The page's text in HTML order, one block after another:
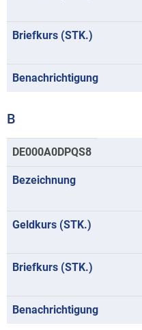
B
Kurse
mit
Anfangsbuchstaben
DE000A0DPQS8